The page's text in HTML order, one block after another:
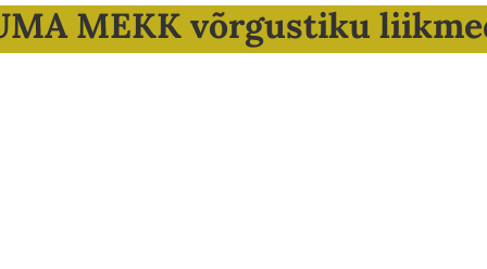
MEKK võrgustiku